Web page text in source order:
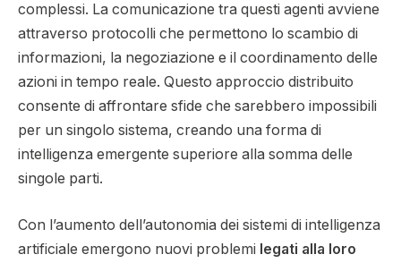
complessi. La comunicazione tra questi agenti avviene
attraverso protocolli che permettono lo scambio di
informazioni, la negoziazione e il coordinamento delle
azioni in tempo reale. Questo approccio distribuito
consente di affrontare sfide che sarebbero impossibili
per un singolo sistema, creando una forma di
intelligenza emergente superiore alla somma delle
singole parti.
Con l’aumento dell’autonomia dei sistemi di intelligenza
artificiale emergono nuovi problemi legati alla loro